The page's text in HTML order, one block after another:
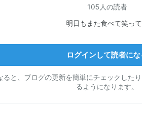
105人の読者
明日もまた食べて笑っ
ログインして読者にな
ると、ブログの更新を簡単にチェックした
るようになります。